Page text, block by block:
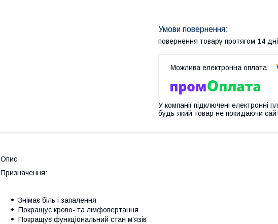
повернення товару протягом 14
У компанії підключені електронні
будь-який товар не покидаючи
Опис
Призначення:
Знімає біль і запалення
Покращує крово- та лімфовертання
Покращує функціональний стан м'язів